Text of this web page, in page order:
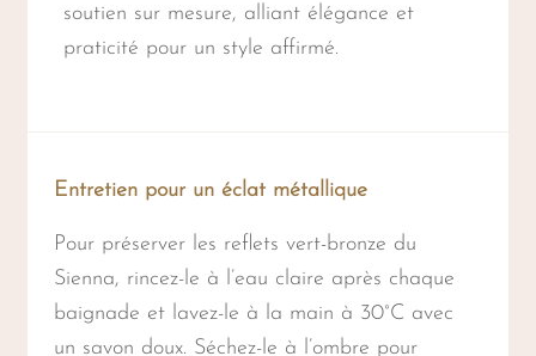
soutien sur mesure, alliant élégance et
praticité pour un style affirmé.
Entretien pour un éclat métallique
Pour préserver les reflets vert-bronze du
Sienna, rincez-le à l’eau claire après chaque
baignade et lavez-le à la main à 30°C avec
un savon doux. Séchez-le à l’ombre pour